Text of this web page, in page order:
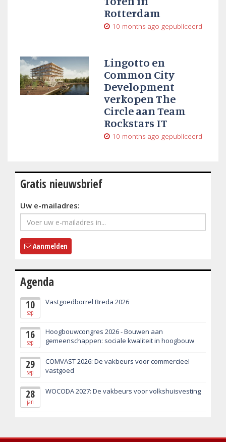
Rotterdam
10 months ago gepubliceerd
Lingotto en
Common City
Development
verkopen The
Circle aan Team
Rockstars IT
10 months ago gepubliceerd
Gratis nieuwsbrief
Uw e-mailadres:
Aanmelden
Agenda
10
sep
Vastgoedborrel Breda 2026
16
sep
Hoogbouwcongres 2026 - Bouwen aan
gemeenschappen: sociale kwaliteit in hoogbouw
29
sep
COMVAST 2026: De vakbeurs voor commercieel
vastgoed
28
jan
WOCODA 2027: De vakbeurs voor volkshuisvesting